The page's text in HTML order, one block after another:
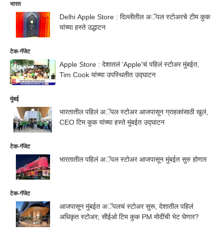
भारत
Delhi Apple Store : दिल्लीतील अॅपल स्टोअरचे टीम कुक
यांच्या हस्ते उद्धाटन
टेक-गॅजेट
Apple Store : देशातलं 'Apple'चं पहिलं स्टोअर मुंबईत,
Tim Cook यांच्या उपस्थितीत उद्घाटन
मुंबई
भारतातील पहिलं अॅपल स्टोअर आजपासून ग्राहकांसाठी खुलं,
CEO टिम कुक यांच्या हस्ते मुंबईत उद्घाटन
टेक-गॅजेट
भारतातील पहिलं अॅपल स्टोअर आजपासून मुंबईत सुरु होणार
टेक-गॅजेट
आजपासून मुंबईत अॅपलचं स्टोअर सुरू, देशातील पहिलं
अधिकृत स्टोअर; सीईओ टिम कुक PM मोदींची भेट घेणार?